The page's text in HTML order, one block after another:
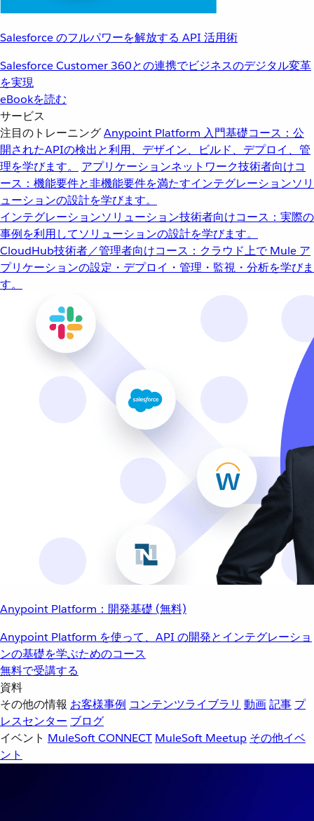
Salesforce のフルパワーを解放する API 活用術
Salesforce Customer 360との連携でビジネスのデジタル変革
を実現
eBookを読む
サービス
注目のトレーニングAnypoint Platform 入門基礎コース：公
開されたAPIの検出と利用、デザイン、ビルド、デプロイ、管
理を学びます。
アプリケーションネットワーク技術者向けコ
ース：機能要件と非機能要件を満たすインテグレーションソリ
ューションの設計を学びます。
インテグレーションソリューション技術者向けコース：実際の
事例を利用してソリューションの設計を学びます。
CloudHub技術者／管理者向けコース：クラウド上で Mule ア
プリケーションの設定・デプロイ・管理・監視・分析を学びま
す。
Anypoint Platform：開発基礎 (無料)
Anypoint Platform を使って、API の開発とインテグレーショ
ンの基礎を学ぶためのコース
無料で受講する
資料
その他の情報 お客様事例 コンテンツライブラリ 動画記事 プ
レスセンター ブログ
イベント MuleSoft CONNECT MuleSoft Meetup その他イベ
ント